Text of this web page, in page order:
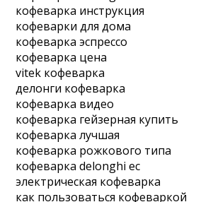
кофеварка инструкция
кофеварки для дома
кофеварка эспрессо
кофеварка цена
vitek кофеварка
делонги кофеварка
кофеварка видео
кофеварка гейзерная купить
кофеварка лучшая
кофеварка рожкового типа
кофеварка delonghi ec
электрическая кофеварка
как пользоваться кофеваркой